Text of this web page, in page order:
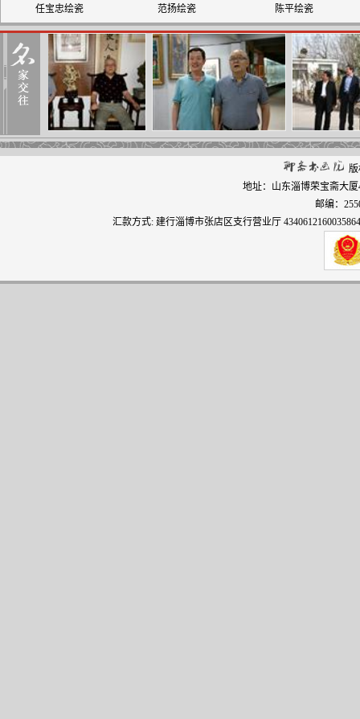
任宝忠绘瓷 范扬绘瓷 陈平绘瓷
地址：山东淄博荣宝斋大厦
邮编：
汇款方式: 建行淄博市张店区支行营业厅